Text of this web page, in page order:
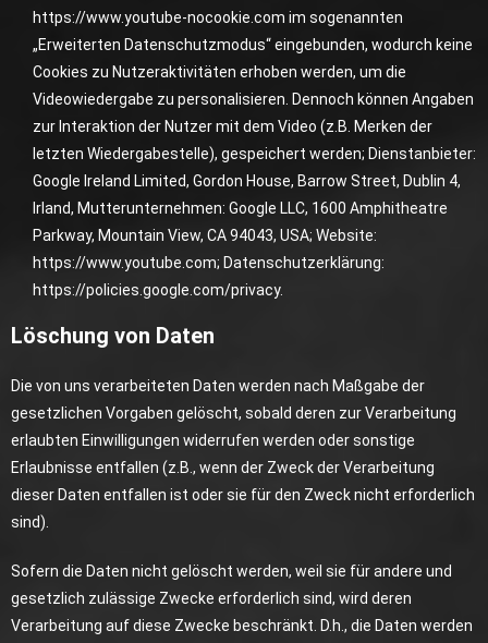
https://www.youtube-nocookie.com im sogenannten
„Erweiterten Datenschutzmodus“ eingebunden, wodurch keine
Cookies zu Nutzeraktivitäten erhoben werden, um die
Videowiedergabe zu personalisieren. Dennoch können Angaben
zur Interaktion der Nutzer mit dem Video (z.B. Merken der
letzten Wiedergabestelle), gespeichert werden; Dienstanbieter:
Google Ireland Limited, Gordon House, Barrow Street, Dublin 4,
Irland, Mutterunternehmen: Google LLC, 1600 Amphitheatre
Parkway, Mountain View, CA 94043, USA; Website:
https://www.youtube.com; Datenschutzerklärung:
https://policies.google.com/privacy.
Löschung von Daten
Die von uns verarbeiteten Daten werden nach Maßgabe der
gesetzlichen Vorgaben gelöscht, sobald deren zur Verarbeitung
erlaubten Einwilligungen widerrufen werden oder sonstige
Erlaubnisse entfallen (z.B., wenn der Zweck der Verarbeitung
dieser Daten entfallen ist oder sie für den Zweck nicht erforderlich
sind).
Sofern die Daten nicht gelöscht werden, weil sie für andere und
gesetzlich zulässige Zwecke erforderlich sind, wird deren
Verarbeitung auf diese Zwecke beschränkt. D.h., die Daten werden